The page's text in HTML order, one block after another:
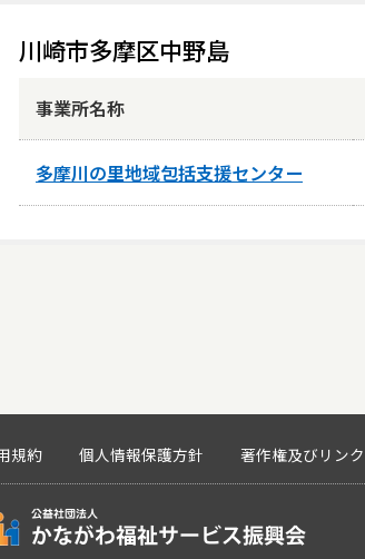
川崎市多摩区中野島
事業所名称
多摩川の里地域包括支援センター
規約 個人情報保護方針 著作権及びリン